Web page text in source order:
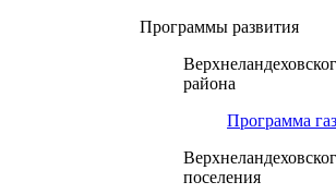
Программы развития
района
Программа
поселения